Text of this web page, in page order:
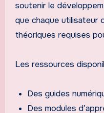
soutenir le
que chaque utilisateur
théoriques requises
Les ressources
Des guides
Des modules